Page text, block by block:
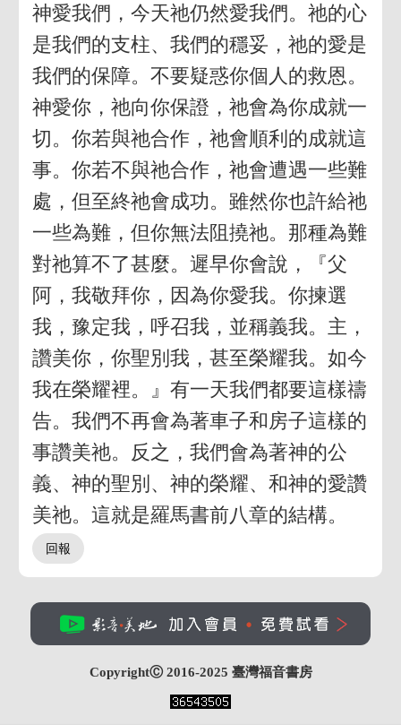
神愛我們，今天祂仍然愛我們。祂的心
是我們的支柱、我們的穩妥，祂的愛是
我們的保障。不要疑惑你個人的救恩。
神愛你，祂向你保證，祂會為你成就一
切。你若與祂合作，祂會順利的成就這
事。你若不與祂合作，祂會遭遇一些難
處，但至終祂會成功。雖然你也許給祂
一些為難，但你無法阻撓祂。那種為難
對祂算不了甚麼。遲早你會說，『父
阿，我敬拜你，因為你愛我。你揀選
我，豫定我，呼召我，並稱義我。主，
讚美你，你聖別我，甚至榮耀我。如今
我在榮耀裡。』有一天我們都要這樣禱
告。我們不再會為著車子和房子這樣的
事讚美祂。反之，我們會為著神的公
義、神的聖別、神的榮耀、和神的愛讚
美祂。這就是羅馬書前八章的結構。
CopyrightⒸ 2016-2025 臺灣福音書房